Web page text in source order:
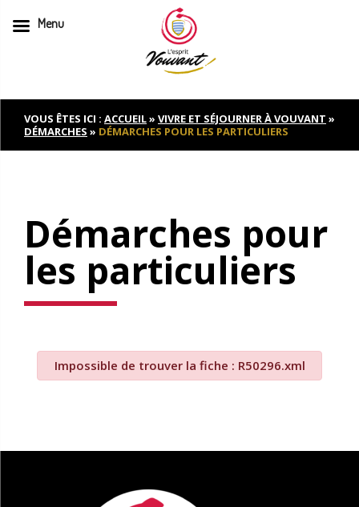
to
contentVOUS ÊTES ICI : ACCUEIL» VIVRE ET SÉJOURNER À VOUVANT »
DÉMARCHES » DÉMARCHES POUR LES PARTICULIERS
Démarches pour
les particuliers
Impossible de trouver la fiche : R50296.xml
Menu